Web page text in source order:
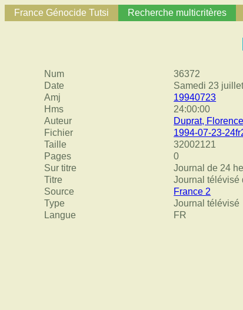
France Génocide Tutsi Recherche multicritères
Num
36372
Date
Samedi 23
Amj
19940723
Hms
24:00:00
Auteur
Duprat, Florence
Fichier
1994-07-23-
Taille
32002121
Pages
0
Sur titre
Journal de 24
Titre
Journal télévisé
Source
France 2
Type
Journal télévisé
Langue
FR